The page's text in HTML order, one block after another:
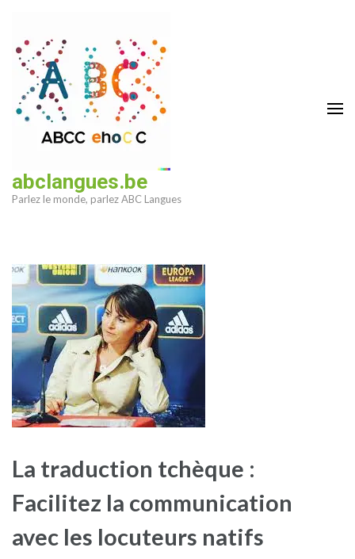
contenu
(Pressez
Entrée)
abclangues.be
Parlez le monde, parlez ABC Langues
La traduction tchèque :
Facilitez la communication
avec les locuteurs natifs